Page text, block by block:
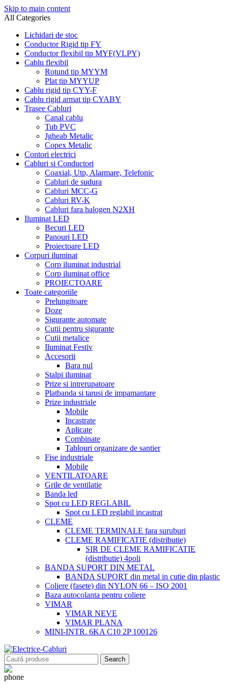
Skip to main content
All Categories
Lichidari de stoc
Conductor Rigid tip FY
Conductor flexibil tip MYF(VLPY)
Cablu flexibil
Rotund tip MYYM
Plat tip MYYUP
Cablu rigid tip CYY-F
Cablu rigid armat tip CYABY
Trasee Cabluri
Canal cablu
Tub PVC
Jgheab Metalic
Copex Metalic
Contori electrici
Cabluri si Conductori
Coaxial, Utp, Alarmare, Telefonic
Cabluri de sudura
Cabluri MCC-G
Cabluri RV-K
Cabluri fara halogen N2XH
Iluminat LED
Becuri LED
Panouri LED
Proiectoare LED
Corpuri iluminat
Corp iluminat industrial
Corp iluminat office
PROIECTOARE
Toate categoriile
Prelungitoare
Doze
Sigurante automate
Cutii pentru sigurante
Cutii metalice
Iluminat Festiv
Accesorii
Bara nul
Stalpi iluminat
Prize si intrerupatoare
Platbanda si tarusi de impamantare
Prize industriale
Mobile
Incastrate
Aplicate
Combinate
Tablouri organizare de santier
Fise industriale
Mobile
VENTILATOARE
Grile de ventilatie
Banda led
Spot cu LED REGLABIL
Spot cu LED reglabil incastrat
CLEME
CLEME TERMINALE fara suruburi
CLEME RAMIFICATIE (distributie)
SIR DE CLEME RAMIFICATIE
(distributie) 4poli
BANDA SUPORT DIN METAL
BANDA SUPORT din metal in cutie din plastic
Coliere (fasete) din NYLON 66 – ISO 2001
Baza autocolanta pentru coliere
VIMAR
VIMAR NEVE
VIMAR PLANA
MINI-INTR. 6KA C10 2P 100126
Search